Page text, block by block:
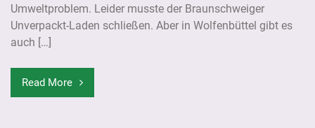
Umweltproblem. Leider musste der Braunschweiger
Unverpackt-Laden schließen. Aber in Wolfenbüttel gibt es
auch […]
Read More